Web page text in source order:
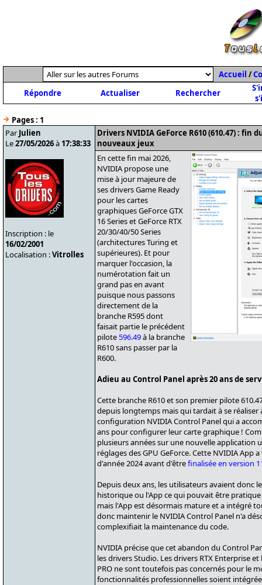
Accueil /
Répondre
Actualiser Rechercher
Pages : 1
Par Julien
Le27/05/2026à 17:38:33
Inscription : le
16/02/2001
Localisation :Vitrolles
Drivers NVIDIA GeForce R610 (610.47) :
nouveaux jeux
En cette fin mai 2026,
NVIDIA propose une
mise à jour majeure de
ses drivers Game Ready
pour les cartes
graphiques GeForce GTX
16 Series et GeForce RTX
20/30/40/50 Series
(architectures Turing et
supérieures). Et pour
marquer l'occasion, la
numérotation fait un
grand pas en avant
puisque nous passons
directement de la
branche R595 dont
faisait partie le précédent
pilote596.49à la branche
R610 sans passer par la
R600.
Adieu au Control Panel après 20 ans de
Cette branche R610 et son premier pilote
depuis longtemps mais qui tardait à se
configuration NVIDIA Control Panel qui a
ans pour configurer leur carte graphique !
plusieurs années sur une nouvelle application
réglages des GPU GeForce. Cette NVIDIA App
d'année 2024 avant d'êtrefinalisée en version
Depuis deux ans, les utilisateurs avaient donc
historique ou l'App ce qui pouvait être
mais l'App est désormais mature et a intégré
donc maintenir le NVIDIA Control Panel n'a
complexifiait la maintenance du code.
NVIDIA précise que cet abandon du Control
les drivers Studio. Les drivers RTX Enterprise
PRO ne sont toutefois pas concernés pour le
fonctionnalités professionnelles soient